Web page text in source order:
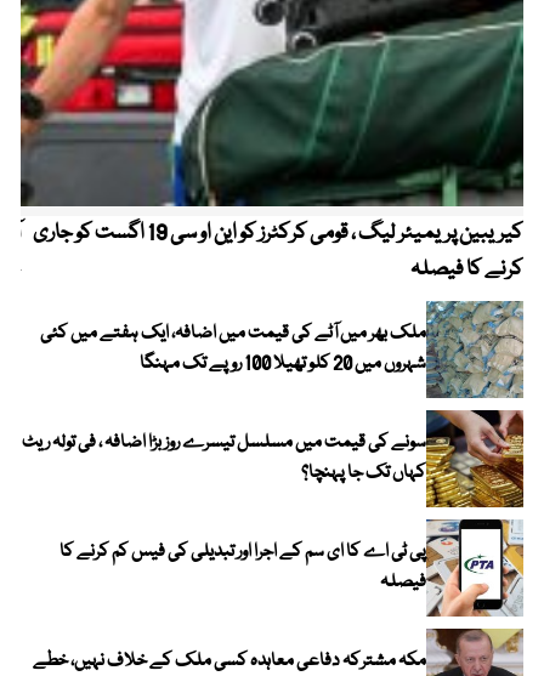
کیریبین پریمیئر لیگ ، قومی کرکٹرز کو این او سی 19 اگست کو جاری
کرنے کا فیصلہ
ملک بھر میں آٹے کی قیمت میں اضافہ، ایک ہفتے میں کئی
شہروں میں 20 کلو تھیلا 100 روپے تک مہنگا
سونے کی قیمت میں مسلسل تیسرے روز بڑا اضافہ ، فی تولہ ریٹ
کہاں تک جا پہنچا؟
پی ٹی اے کا ای سم کے اجرا اور تبدیلی کی فیس کم کرنے کا
فیصلہ
مکہ مشترکہ دفاعی معاہدہ کسی ملک کے خلاف نہیں، خطے